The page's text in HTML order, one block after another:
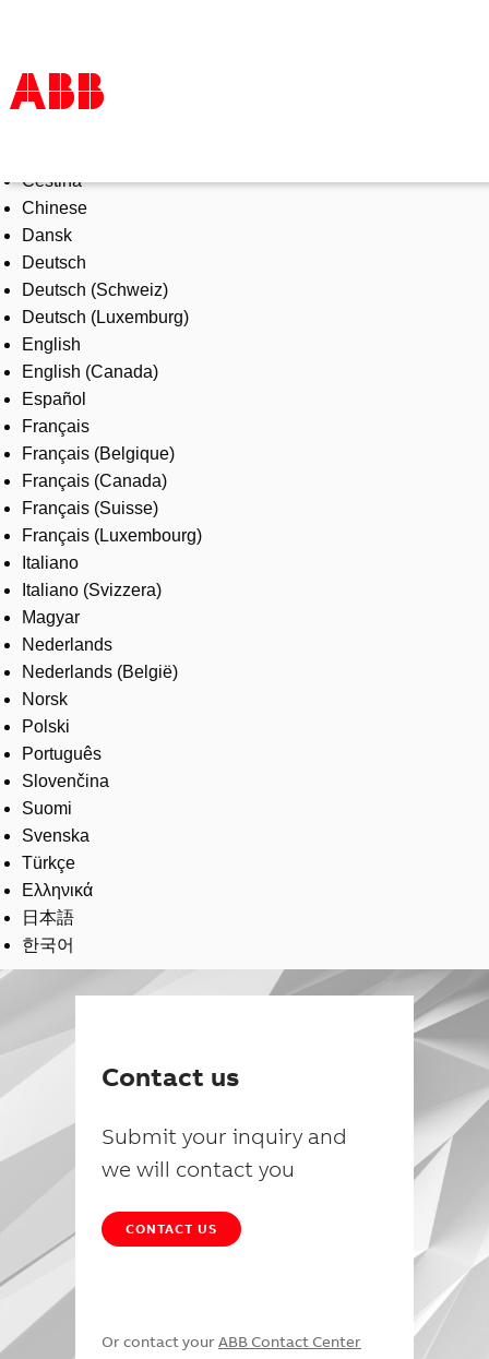
Products & Solutions
Industries
Services
About us
Where to buy
Contact us
Careers
Čeština
Chinese
Dansk
Deutsch
Deutsch (Schweiz)
Deutsch (Luxemburg)
English
English (Canada)
Español
Français
Français (Belgique)
Français (Canada)
Français (Suisse)
Français (Luxembourg)
Italiano
Italiano (Svizzera)
Magyar
Nederlands
Nederlands (België)
Norsk
Polski
Português
Slovenčina
Suomi
Svenska
Türkçe
Ελληνικά
日本語
한국어
Contact us
Submit your inquiry and
we will contact you
CONTACT US
Or contact your ABB Contact Center